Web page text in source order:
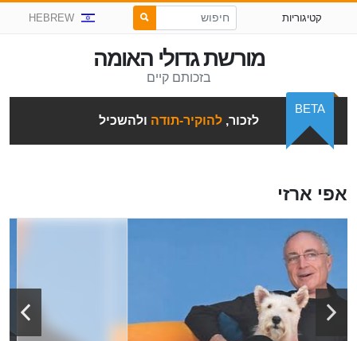
קטיגוריות HEBREW
מורשת גדולי האומה
בזכותם קיים
לזכור,להוקיר-תודה ולהשכיל
BETA
אפי ארזי